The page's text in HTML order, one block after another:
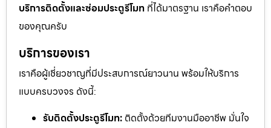
บริการติดตั้งและซ่อมประตูรีโมท ที่ได้มาตรฐาน เราคือคำตอบ
ของคุณครับ
บริการของเรา
เราคือผู้เชี่ยวชาญที่มีประสบการณ์ยาวนาน พร้อมให้บริการ
แบบครบวงจร ดังนี้:
รับติดตั้งประตูรีโมท: ติดตั้งด้วยทีมงานมืออาชีพ มั่นใจ